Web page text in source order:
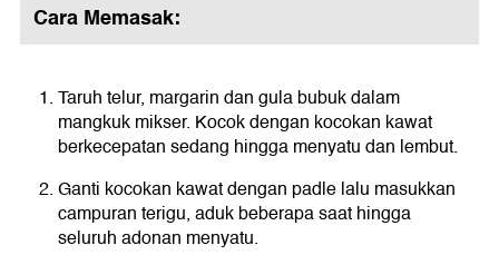
Cara Memasak:
Taruh telur, margarin dan gula bubuk dalam
mangkuk mikser. Kocok dengan kocokan kawat
berkecepatan sedang hingga menyatu dan lembut.
Ganti kocokan kawat dengan padle lalu masukkan
campuran terigu, aduk beberapa saat hingga
seluruh adonan menyatu.